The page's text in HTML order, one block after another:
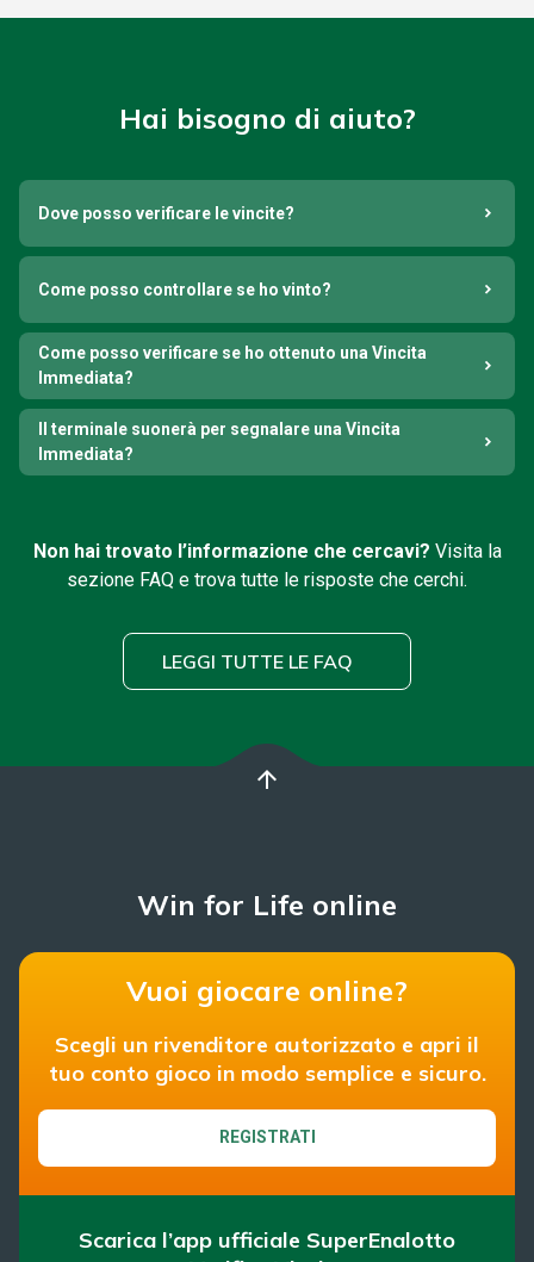
Hai bisogno di aiuto?
Dove posso verificare le vincite?
Come posso controllare se ho vinto?
Come posso verificare se ho ottenuto una Vincita
Immediata?
Il terminale suonerà per segnalare una Vincita
Immediata?
Non hai trovato l’informazione che cercavi? Visita la
sezione FAQ e trova tutte le risposte che cerchi.
LEGGI TUTTE LE FAQ
arrow_upward
Win for Life online
Vuoi giocare online?
Scegli un rivenditore autorizzato e apri il
tuo conto gioco in modo semplice e sicuro.
REGISTRATI
Scarica l’app ufficiale SuperEnalotto